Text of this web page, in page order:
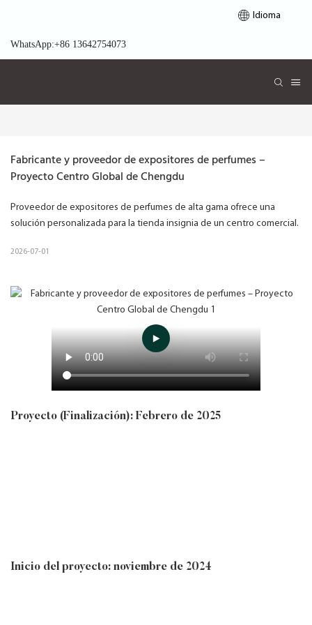
Idioma
WhatsApp:+86 13642754073
Fabricante y proveedor de expositores de perfumes –
Proyecto Centro Global de Chengdu
Proveedor de expositores de perfumes de alta gama ofrece una
solución personalizada para la tienda insignia de un centro comercial.
2026-07-01
Proyecto (Finalización): Febrero de 2025
Inicio del proyecto: noviembre de 2024